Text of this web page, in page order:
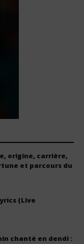
origine, carrière,
et parcours du
(Live
chanté en dendi :